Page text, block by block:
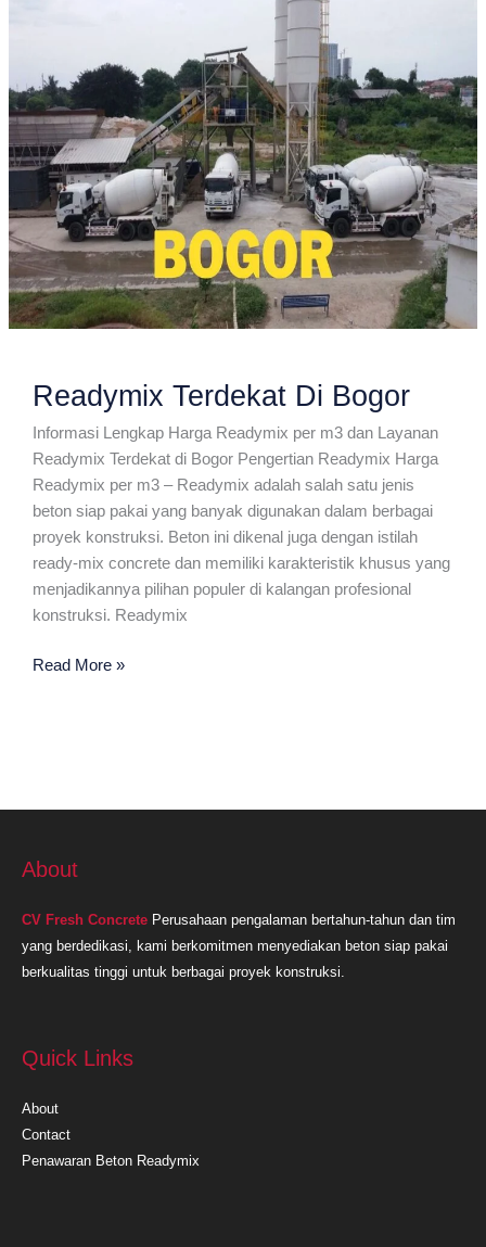
Readymix Terdekat Di Bogor
Informasi Lengkap Harga Readymix per m3 dan Layanan
Readymix Terdekat di Bogor Pengertian Readymix Harga
Readymix per m3 – Readymix adalah salah satu jenis
beton siap pakai yang banyak digunakan dalam berbagai
proyek konstruksi. Beton ini dikenal juga dengan istilah
ready-mix concrete dan memiliki karakteristik khusus yang
menjadikannya pilihan populer di kalangan profesional
konstruksi. Readymix
Readymix
Read More »
About
CV Fresh Concrete Perusahaan pengalaman bertahun-tahun dan tim
yang berdedikasi, kami berkomitmen menyediakan beton siap pakai
berkualitas tinggi untuk berbagai proyek konstruksi.
Quick Links
About
Contact
Penawaran Beton Readymix